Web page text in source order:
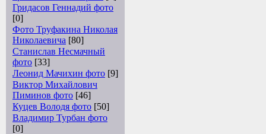
Гридасов Геннадий фото
[0]
Фото Труфакина Николая
Николаевича [80]
Станислав Несмачный
фото [33]
Леонид Мачихин фото [9]
Виктор Михайлович
Пиминов фото [46]
Куцев Володя фото [50]
Владимир Турбан фото
[0]